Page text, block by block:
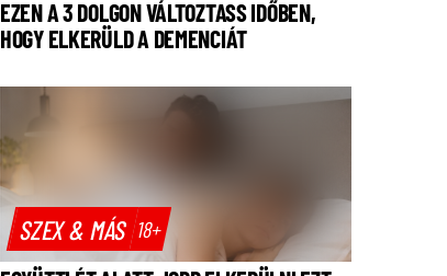
EZEN A 3 DOLGON VÁLTOZTASS IDŐBEN,
HOGY ELKERÜLD A DEMENCIÁT
SZEX & MÁS 18+